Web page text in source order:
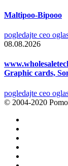
Maltipoo-Bipooo
pogledajte ceo
08.08.2026
Graphic cards,
pogledajte ceo
© 2004-2020